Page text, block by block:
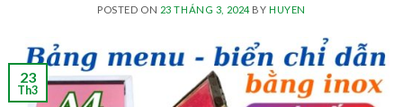
POSTED ON 23 THÁNG 3, 2024BY HUYEN
23
Th3